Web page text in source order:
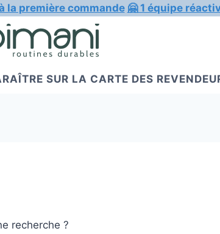
la première commande 🤗 1 équipe
SUR LA CARTE DES
recherche ?